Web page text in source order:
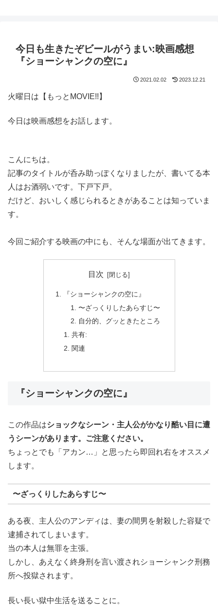
今日も生きたぞビールがうまい:映画感想
『ショーシャンクの空に』
2021.02.02 2023.12.21
火曜日は【もっとMOVIE!!】
今日は映画感想をお話します。
こんにちは。
記事のタイトルが呑み助っぽくなりましたが、書いてる本
人はお酒弱いです。下戸下戸。
だけど、おいしく感じられるときがあることは知っていま
す。
今回ご紹介する映画の中にも、そんな場面が出てきます。
目次
『ショーシャンクの空に』
〜ざっくりしたあらすじ〜
自分的、グッときたところ
共有:
関連
『ショーシャンクの空に』
この作品はショックなシーン・主人公がかなり酷い目に遭
うシーンがあります。ご注意ください。
ちょっとでも「アカン…」と思ったら即回れ右をオススメ
します。
〜ざっくりしたあらすじ〜
ある夜、主人公のアンディは、妻の間男を射殺した容疑で
逮捕されてしまいます。
当の本人は無罪を主張。
しかし、あえなく終身刑を言い渡されショーシャンク刑務
所へ投獄されます。
長い長い獄中生活を送ることに。